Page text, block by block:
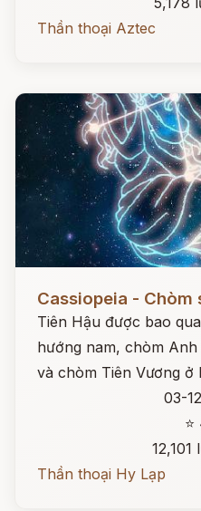
Thần thoại Aztec
Cassiopeia - Chòm
Tiên Hậu được bao
hướng nam, chòm
và chòm Tiên Vương ở
03-
12,101
Thần thoại Hy Lạp